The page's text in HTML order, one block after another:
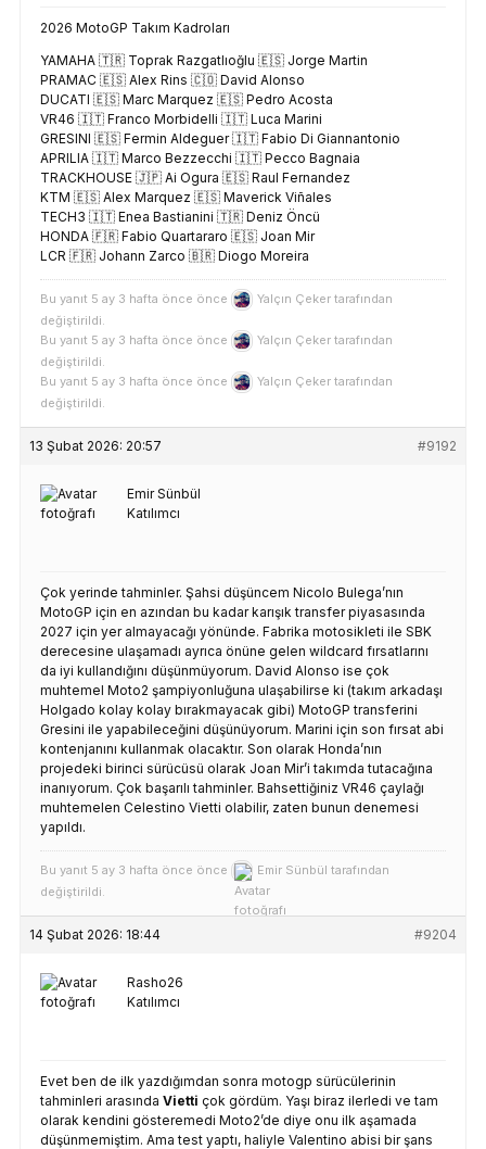
2026 MotoGP Takım Kadroları
YAMAHA 🇹🇷 Toprak Razgatlıoğlu 🇪🇸 Jorge Martin
PRAMAC 🇪🇸 Alex Rins 🇨🇴 David Alonso
DUCATI 🇪🇸 Marc Marquez 🇪🇸 Pedro Acosta
VR46 🇮🇹 Franco Morbidelli 🇮🇹 Luca Marini
GRESINI 🇪🇸 Fermin Aldeguer 🇮🇹 Fabio Di Giannantonio
APRILIA 🇮🇹 Marco Bezzecchi 🇮🇹 Pecco Bagnaia
TRACKHOUSE 🇯🇵 Ai Ogura 🇪🇸 Raul Fernandez
KTM 🇪🇸 Alex Marquez 🇪🇸 Maverick Viñales
TECH3 🇮🇹 Enea Bastianini 🇹🇷 Deniz Öncü
HONDA 🇫🇷 Fabio Quartararo 🇪🇸 Joan Mir
LCR 🇫🇷 Johann Zarco 🇧🇷 Diogo Moreira
Bu yanıt 5 ay 3 hafta önce önce Yalçın Çeker tarafından
değiştirildi.
Bu yanıt 5 ay 3 hafta önce önce
Yalçın Çeker tarafından
değiştirildi.
Bu yanıt 5 ay 3 hafta önce önce
Yalçın Çeker tarafından
değiştirildi.
13 Şubat 2026: 20:57 #9192
Emir Sünbül
Katılımcı
Çok yerinde tahminler. Şahsi düşüncem Nicolo Bulega’nın
MotoGP için en azından bu kadar karışık transfer piyasasında
2027 için yer almayacağı yönünde. Fabrika motosikleti ile SBK
derecesine ulaşamadı ayrıca önüne gelen wildcard fırsatlarını
da iyi kullandığını düşünmüyorum. David Alonso ise çok
muhtemel Moto2 şampiyonluğuna ulaşabilirse ki (takım arkadaşı
Holgado kolay kolay bırakmayacak gibi) MotoGP transferini
Gresini ile yapabileceğini düşünüyorum. Marini için son fırsat abi
kontenjanını kullanmak olacaktır. Son olarak Honda’nın
projedeki birinci sürücüsü olarak Joan Mir’i takımda tutacağına
inanıyorum. Çok başarılı tahminler. Bahsettiğiniz VR46 çaylağı
muhtemelen Celestino Vietti olabilir, zaten bunun denemesi
yapıldı.
Bu yanıt 5 ay 3 hafta önce önce Emir Sünbül tarafından
değiştirildi.
14 Şubat 2026: 18:44 #9204
Rasho26
Katılımcı
Evet ben de ilk yazdığımdan sonra motogp sürücülerinin
tahminleri arasında Vietti çok gördüm. Yaşı biraz ilerledi ve tam
olarak kendini gösteremedi Moto2’de diye onu ilk aşamada
düşünmemiştim. Ama test yaptı, haliyle Valentino abisi bir şans